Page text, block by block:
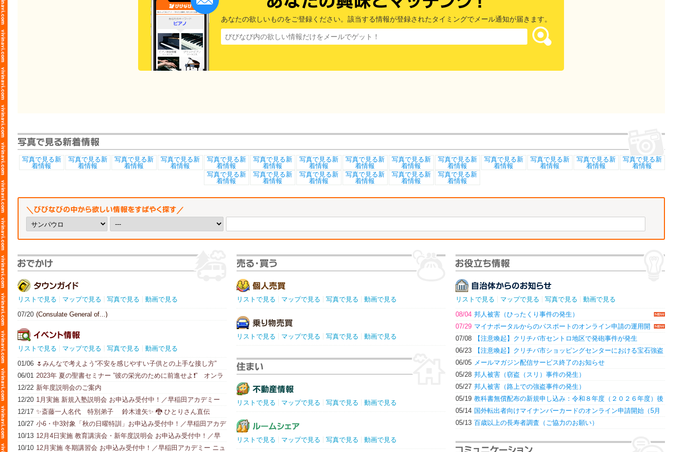
あなたの欲しいものをご登録ください。該当する情報が登録されたタイミングでメール通知が届きます。
リストで見る マップで見る 写真で見る
動画で見る
07/20 (Consulate General of...)
リストで見る マップで見る 写真で見る
動画で見る
01/06 🌷みんなで考えよう“不安を感じやすい子供との上手な接し方”
(全5回)のご案内 🌷
06/01 2023年 夏の聖書セミナー ”彼の栄光のために前進せよ❗️” オンラ
イン参加可
12/22 新年度説明会のご案内
12/20 1月実施 新規入塾説明会 お申込み受付中！／早稲田アカデミー
ニューヨーク校
12/17 ✨斎藤一人名代 特別弟子 鈴木達矢✨ 🐉 ひとりさん直伝
ZOOM 講演会🐉
10/27 小6・中3対象「秋の日曜特訓」お申込み受付中！／早稲田アカデ
ミー ニューヨーク校
10/13 12月4日実施 教育講演会・新年度説明会 お申込み受付中！／早
稲田アカデミー ニューヨーク校
10/10 12月実施 冬期講習会 お申込み受付中！／早稲田アカデミー ニュ
リストで見る マップで見る 写真で見る 動画で見る
リストで見る マップで見る 写真で見る 動画で見る
リストで見る マップで見る 写真で見る 動画で見る
リストで見る マップで見る 写真で見る 動画で見る
リストで見る マップで見る 写真で見る
動画で見る
08/04 邦人被害（ひったくり事件の発生）
07/29 マイナポータルからのパスポートのオンライン申請の運用開
始について
07/08
【注意喚起】クリチバ市セントロ地区で発砲事件が発生
06/23
【注意喚起】クリチバ市ショッピングセンターにおける宝石強盗
06/05 メールマガジン配信サービス終了のお知らせ
05/28 邦人被害（窃盗（スリ）事件の発生）
05/27 邦人被害（路上での強盗事件の発生）
05/19 教科書無償配布の新規申し込み：令和８年度（２０２６年度）後
期分（小１〜小５）...
05/14 国外転出者向けマイナンバーカードのオンライン申請開始（5月
05/13 百歳以上の長寿者調査（ご協力のお願い）